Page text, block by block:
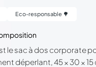
Eco-responsable 🌳
le sac à dos corporate
déperlant, 45 × 30 ×